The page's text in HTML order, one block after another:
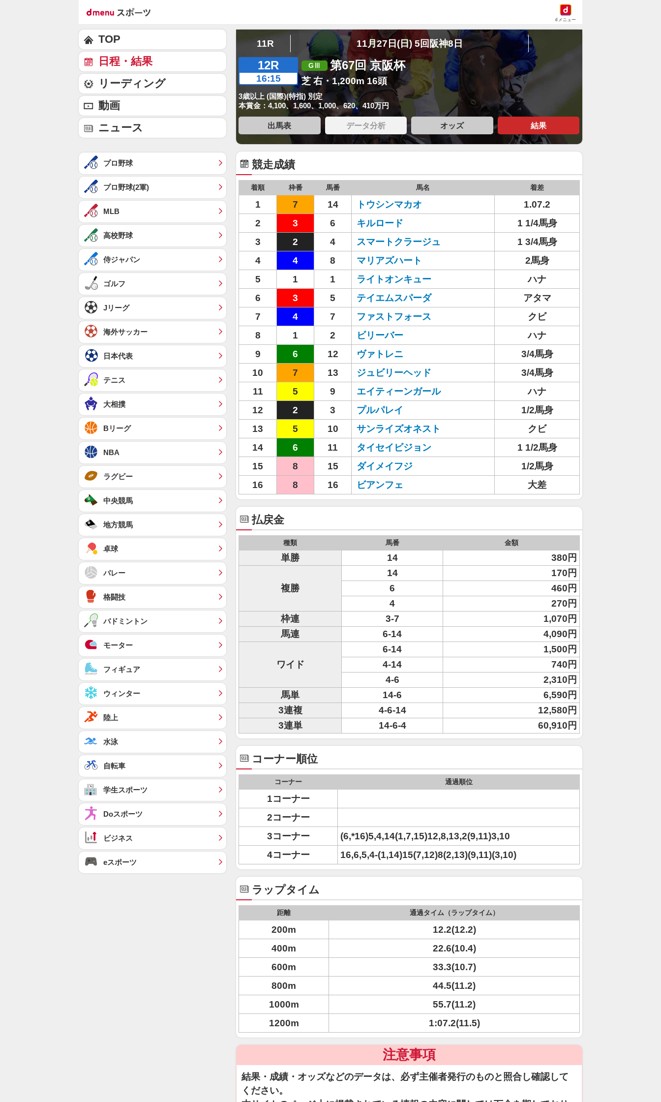
dメニュー
11R 11月27日(日) 5回阪神8日
12R
16:15
第67回 京阪杯
芝 右・1,200m 16頭
3歳以上 (国際)(特指) 別定
本賞金：4,100、1,600、1,000、620、410万円
出馬表 データ分析 オッズ 結果
競走成績
着順 枠番 馬番 馬名 着差
1 7 14 トウシンマカオ
1.07.2
2
3 6 キルロード
1 1/4馬身
3
2 4 スマートクラージュ
1 3/4馬身
4
4 8 マリアズハート
2馬身
5
1 1 ライトオンキュー
ハナ
6
3 5 テイエムスパーダ
アタマ
7
4 7 ファストフォース
クビ
8
1 2 ビリーバー
ハナ
9
6 12 ヴァトレニ
3/4馬身
10
7 13 ジュビリーヘッド
3/4馬身
11
5 9 エイティーンガール
ハナ
12
2 3 プルパレイ
1/2馬身
13
5 10 サンライズオネスト
クビ
14
6 11 タイセイビジョン
1 1/2馬身
15
8 15 ダイメイフジ
1/2馬身
16
8 16 ビアンフェ 大差
払戻金
種類 馬番 金額
単勝 14 380円
複勝
14
170円
6
460円
4
270円
枠連
3-7
1,070円
馬連
6-14 4,090円
ワイド
6-14
1,500円
4-14
740円
4-6
2,310円
馬単
14-6
6,590円
3連複
4-6-14
12,580円
3連単
14-6-4 60,910円
コーナー順位
コーナー 通過順位
1コーナー
2コーナー
3コーナー
(6,*16)5,4,14(1,7,15)12,8,13,2(9,11)3,10
4コーナー
16,6,5,4-(1,14)15(7,12)8(2,13)(9,11)(3,10)
ラップタイム
距離 通過タイム（ラップタイム）
200m
12.2(12.2)
400m
22.6(10.4)
600m
33.3(10.7)
800m
44.5(11.2)
1000m
55.7(11.2)
1200m
1:07.2(11.5)
注意事項
結果・成績・オッズなどのデータは、必ず主催者発行のものと照合し確認して
ください。
TOP
日程・結果
リーディング
動画
ニュース
プロ野球
プロ野球(2軍)
MLB
高校野球
侍ジャパン
ゴルフ
Jリーグ
海外サッカー
日本代表
テニス
大相撲
Bリーグ
NBA
ラグビー
中央競馬
地方競馬
卓球
バレー
格闘技
バドミントン
モーター
フィギュア
ウィンター
陸上
水泳
自転車
学生スポーツ
Doスポーツ
ビジネス
eスポーツ